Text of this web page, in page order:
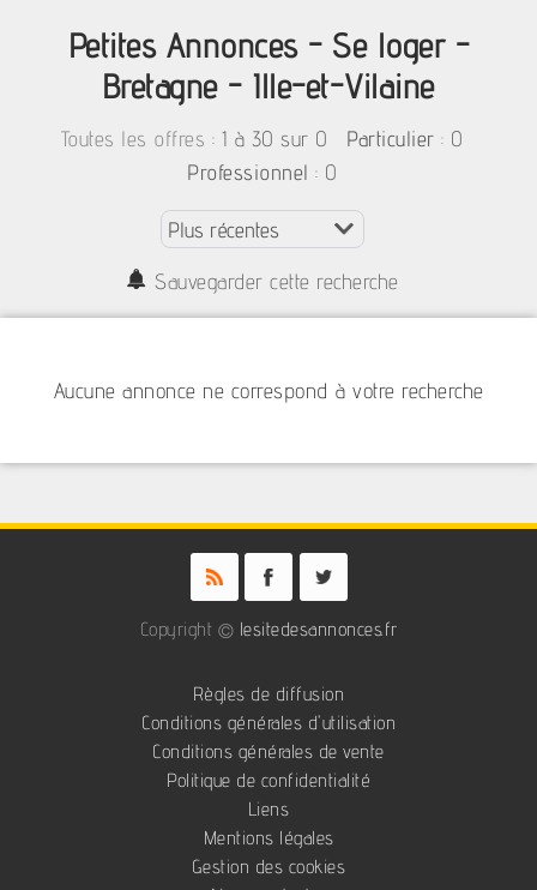
Petites Annonces - Se loger -
Bretagne - Ille-et-Vilaine
Toutes les offres : 1 à 30 sur 0 Particulier : 0
Professionnel : 0
Sauvegarder cette recherche
Aucune annonce ne correspond à votre recherche
Copyright © lesitedesannonces.fr
Règles de diffusion
Conditions générales d'utilisation
Conditions générales de vente
Politique de confidentialité
Liens
Mentions légales
Gestion des cookies